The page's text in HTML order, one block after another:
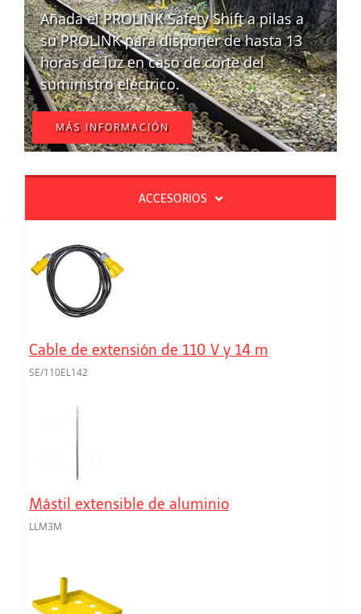
Añada el PROLINK Safety Shift a pilas a
su PROLINK para disponer de hasta 13
horas de luz en caso de corte del
suministro eléctrico.
MÁS INFORMACIÓN
ACCESORIOS
Cable de extensión de 110 V y 14 m
SE/110EL142
Mástil extensible de aluminio
LLM3M